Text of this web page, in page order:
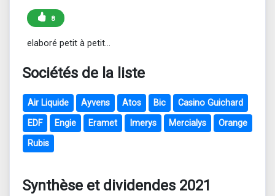
8
elaboré petit à petit...
Sociétés de la liste
Air Liquide Ayvens Atos Bic
Casino Guichard
EDF
Engie Eramet Imerys Mercialys
Orange
Rubis
Synthèse et dividendes 2021